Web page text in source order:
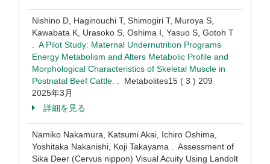
Nishino D, Haginouchi T, Shimogiri T, Muroya S,
Kawabata K, Urasoko S, Oshima I, Yasuo S, Gotoh T
A Pilot Study: Maternal Undernutrition Programs
Energy Metabolism and Alters Metabolic Profile and
Morphological Characteristics of Skeletal Muscle in
Postnatal Beef Cattle. . Metabolites15 ( 3 ) 209
2025年3月
詳細を見る
Namiko Nakamura, Katsumi Akai, Ichiro Oshima,
Yoshitaka Nakanishi, Koji Takayama . Assessment of
Sika Deer (Cervus nippon) Visual Acuity Using Landolt